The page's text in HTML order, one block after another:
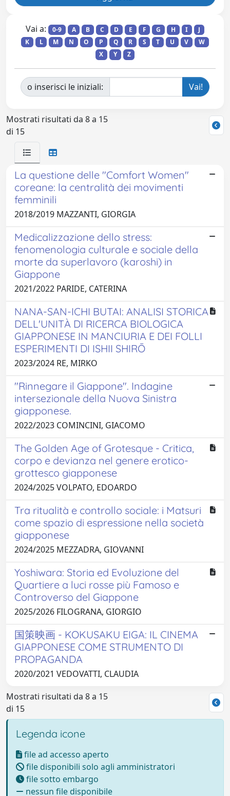
Vai a: 0-9 A B C D E F G H I
J
K
L M N O P Q R S T U V
W
X
Y Z
o inserisci le iniziali:
Mostrati risultati da 8 a 15
di 15
La questione delle "Comfort Women"
coreane: la centralità dei movimenti
femminili
2018/2019 MAZZANTI, GIORGIA
Medicalizzazione dello stress:
fenomenologia culturale e sociale della
morte da superlavoro (karoshi) in
Giappone
2021/2022 PARIDE, CATERINA
NANA-SAN-ICHI BUTAI: ANALISI STORICA
DELL'UNITÀ DI RICERCA BIOLOGICA
GIAPPONESE IN MANCIURIA E DEI FOLLI
ESPERIMENTI DI ISHII SHIRŌ
2023/2024 RE, MIRKO
"Rinnegare il Giappone". Indagine
intersezionale della Nuova Sinistra
giapponese.
2022/2023 COMINCINI, GIACOMO
The Golden Age of Grotesque - Critica,
corpo e devianza nel genere erotico-
grottesco giapponese
2024/2025 VOLPATO, EDOARDO
Tra ritualità e controllo sociale: i Matsuri
come spazio di espressione nella società
giapponese
2024/2025 MEZZADRA, GIOVANNI
Yoshiwara: Storia ed Evoluzione del
Quartiere a luci rosse più Famoso e
Controverso del Giappone
2025/2026 FILOGRANA, GIORGIO
国策映画 - KOKUSAKU EIGA: IL CINEMA
GIAPPONESE COME STRUMENTO DI
PROPAGANDA
2020/2021 VEDOVATTI, CLAUDIA
Mostrati risultati da 8 a 15
di 15
Legenda icone
file ad accesso aperto
file disponibili solo agli amministratori
file sotto embargo
nessun file disponibile